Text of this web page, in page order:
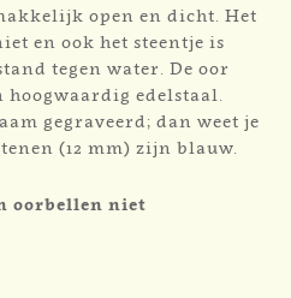
open en dicht. Het
en ook het steentje is
tegen water. De oor
edelstaal.
gegraveerd; dan weet je
(12 mm) zijn blauw.
oorbellen niet